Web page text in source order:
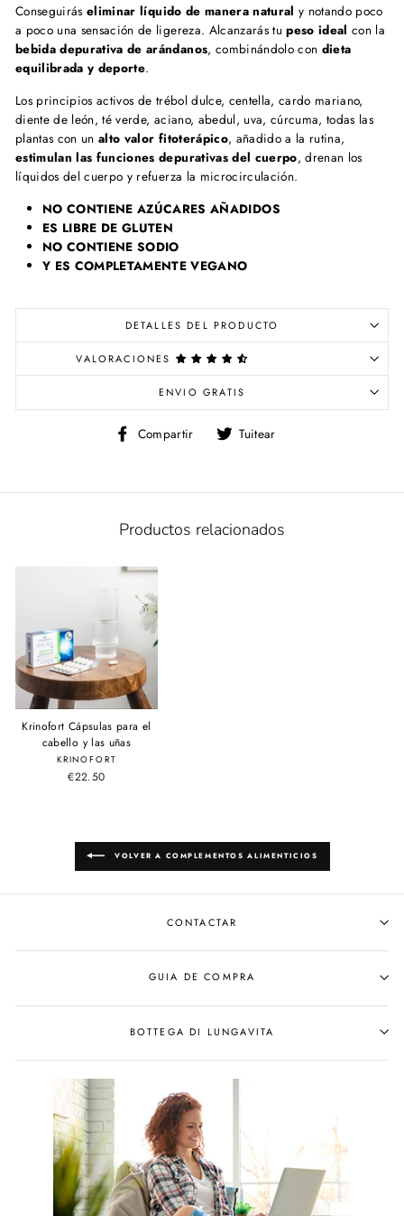
Conseguiráseliminar líquido de manera natural y notando poco
a poco una sensación de ligereza. Alcanzarás tupeso idealcon la
bebida depurativa de arándanos, combinándolo con dieta
equilibrada y deporte.
Los principios activos de trébol dulce, centella, cardo mariano,
diente de león, té verde, aciano, abedul, uva, cúrcuma, todas las
plantas con unalto valor fitoterápico, añadido a la rutina,
estimulan las funciones depurativas del cuerpo, drenan los
líquidos del cuerpo y refuerza la microcirculación.
NO CONTIENE AZÚCARES AÑADIDOS
ES LIBRE DE GLUTEN
NO CONTIENE SODIO
Y ES COMPLETAMENTE VEGANO
DETALLES DEL PRODUCTO
VALORACIONES
ENVIO GRATIS
Compartir
Compartir
Tuitear
Productos relacionados
Krinofort Cápsulas para el
cabello y las uñas
KRINOFORT
€22.50
VOLVER A COMPLEMENTOS ALIMENTICIOS
CONTACTAR
GUIA DE COMPRA
BOTTEGA DI LUNGAVITA